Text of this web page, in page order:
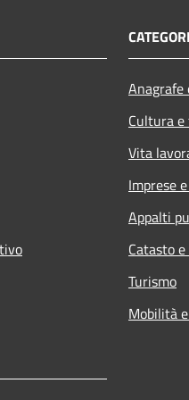
Cultura
Vita
Imprese
Appalti
Catasto
Turismo
Mobilità